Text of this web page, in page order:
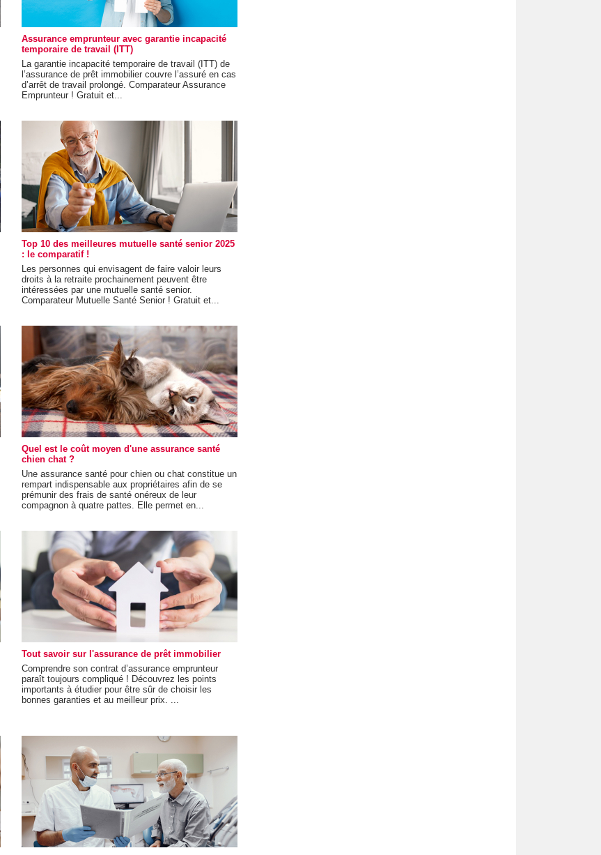
Assurance emprunteur avec garantie incapacité
temporaire de travail (ITT)
La garantie incapacité temporaire de travail (ITT) de
l’assurance de prêt immobilier couvre l’assuré en cas
d’arrêt de travail prolongé. Comparateur Assurance
Emprunteur ! Gratuit et...
Top 10 des meilleures mutuelle santé senior 2025
: le comparatif !
Les personnes qui envisagent de faire valoir leurs
droits à la retraite prochainement peuvent être
intéressées par une mutuelle santé senior.
Comparateur Mutuelle Santé Senior ! Gratuit et...
Quel est le coût moyen d'une assurance santé
chien chat ?
Une assurance santé pour chien ou chat constitue un
rempart indispensable aux propriétaires afin de se
prémunir des frais de santé onéreux de leur
compagnon à quatre pattes. Elle permet en...
Tout savoir sur l'assurance de prêt immobilier
Comprendre son contrat d’assurance emprunteur
paraît toujours compliqué ! Découvrez les points
importants à étudier pour être sûr de choisir les
bonnes garanties et au meilleur prix. ...